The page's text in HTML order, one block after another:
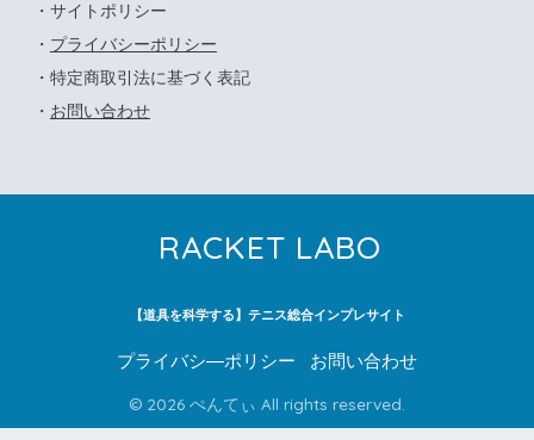
・サイトポリシー
・ プライバシーポリシー
・特定商取引法に基づく表記
・ お問い合わせ
RACKET LABO
【道具を科学する】テニス総合インプレサイト
プライバシ―ポリシー お問い合わせ
© 2026 ぺんてぃ All rights reserved.